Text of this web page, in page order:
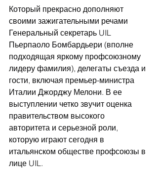
Который прекрасно дополняют
своими зажигательными речами
Генеральный секретарь UIL
Пьерпаоло Бомбардьери (вполне
подходящая яркому профсоюзному
лидеру фамилия), делегаты съезда и
гости, включая премьер-министра
Италии Джорджу Мелони. В ее
выступлении четко звучит оценка
правительством высокого
авторитета и серьезной роли,
которую играют сегодня в
итальянском обществе профсоюзы в
лице UIL.